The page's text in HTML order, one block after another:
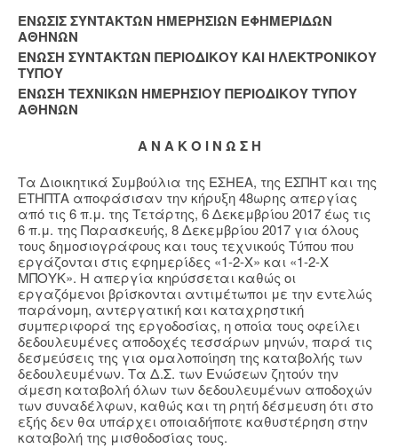
ΕΝΩΣΙΣ ΣΥΝΤΑΚΤΩΝ ΗΜΕΡΗΣΙΩΝ ΕΦΗΜΕΡΙΔΩΝ
ΑΘΗΝΩΝ
ΕΝΩΣΗ ΣΥΝΤΑΚΤΩΝ ΠΕΡΙΟΔΙΚΟΥ ΚΑΙ ΗΛΕΚΤΡΟΝΙΚΟΥ
ΤΥΠΟΥ
ΕΝΩΣΗ ΤΕΧΝΙΚΩΝ ΗΜΕΡΗΣΙΟΥ ΠΕΡΙΟΔΙΚΟΥ ΤΥΠΟΥ
ΑΘΗΝΩΝ
Α Ν Α Κ Ο Ι Ν Ω Σ Η
Τα Διοικητικά Συμβούλια της ΕΣΗΕΑ, της ΕΣΠΗΤ και της
ΕΤΗΠΤΑ αποφάσισαν την κήρυξη 48ωρης απεργίας
από τις 6 π.μ. της Τετάρτης, 6 Δεκεμβρίου 2017 έως τις
6 π.μ. της Παρασκευής, 8 Δεκεμβρίου 2017 για όλους
τους δημοσιογράφους και τους τεχνικούς Τύπου που
εργάζονται στις εφημερίδες «1-2-Χ» και «1-2-Χ
ΜΠΟΥΚ». Η απεργία κηρύσσεται καθώς οι
εργαζόμενοι βρίσκονται αντιμέτωποι με την εντελώς
παράνομη, αντεργατική και καταχρηστική
συμπεριφορά της εργοδοσίας, η οποία τους οφείλει
δεδουλευμένες αποδοχές τεσσάρων μηνών, παρά τις
δεσμεύσεις της για ομαλοποίηση της καταβολής των
δεδουλευμένων. Τα Δ.Σ. των Ενώσεων ζητούν την
άμεση καταβολή όλων των δεδουλευμένων αποδοχών
των συναδέλφων, καθώς και τη ρητή δέσμευση ότι στο
εξής δεν θα υπάρχει οποιαδήποτε καθυστέρηση στην
καταβολή της μισθοδοσίας τους.